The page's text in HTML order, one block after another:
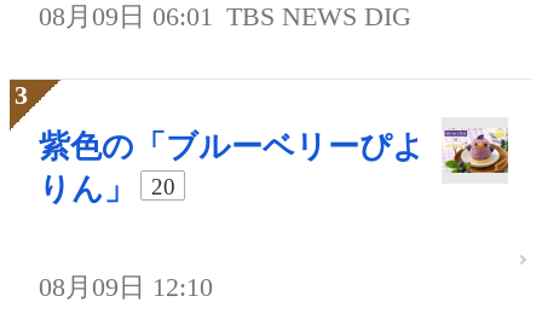
08月09日 06:01 TBS NEWS DIG
紫色の「ブルーベリーぴよ
りん」
20
08月09日 12:10